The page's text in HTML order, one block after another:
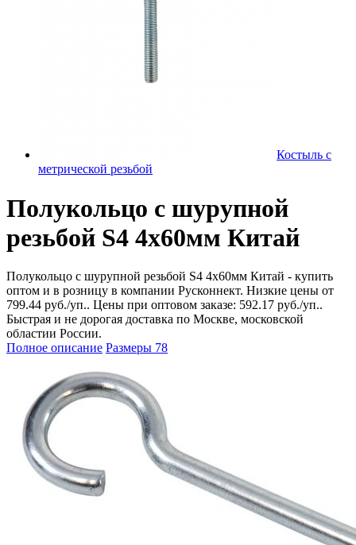
Костыль с
метрической резьбой
Полукольцо с шурупной
резьбой S4 4х60мм Китай
Полукольцо с шурупной резьбой S4 4х60мм Китай - купить
оптом и в розницу в компании Русконнект. Низкие цены от
799.44 руб./уп.. Цены при оптовом заказе: 592.17 руб./уп..
Быстрая и не дорогая доставка по Москве, московской
областии России.
Полное описание Размеры 78